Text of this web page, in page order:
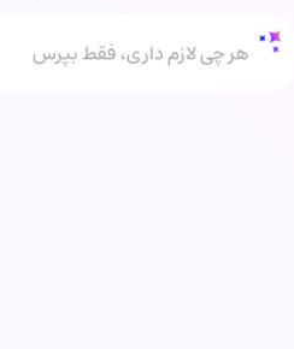
هر چی لازم داری، فقط بپرس